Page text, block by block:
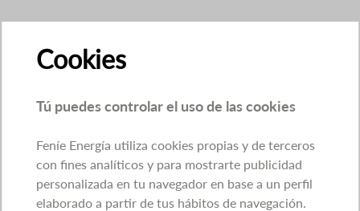
Cookies
Tú puedes controlar el uso de las cookies
Feníe Energía utiliza cookies propias y de terceros
con fines analíticos y para mostrarte publicidad
personalizada en tu navegador en base a un perfil
elaborado a partir de tus hábitos de navegación.